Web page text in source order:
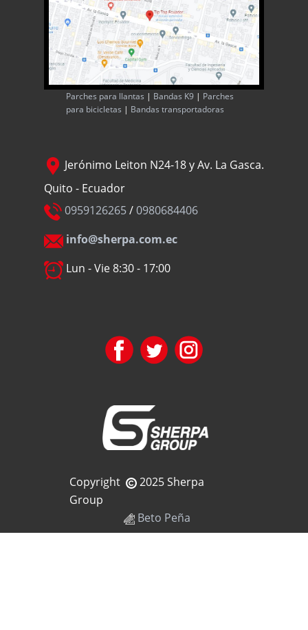
Parches para llantas | Bandas K9 | Parches
para bicicletas | Bandas transportadoras
Jerónimo Leiton N24-18 y Av. La Gasca.
Quito - Ecuador
0959126265/0980684406
info@sherpa.com.ec
Lun - Vie 8:30 - 17:00
Copyright
2025 Sherpa
Group
Beto Peña